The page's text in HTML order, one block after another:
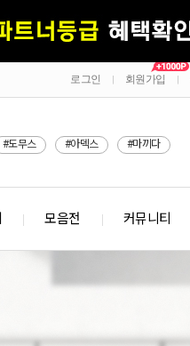
로그인 회원가입
#도무스 #아덱스 #마끼다
모음전 커뮤니티